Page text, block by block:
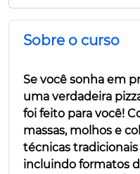
Sobre o curso
Se você sonha em
uma verdadeira
foi feito para você!
massas, molhos e
técnicas
incluindo formatos